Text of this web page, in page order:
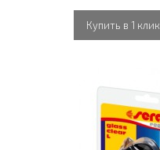
Купить в 1 клик